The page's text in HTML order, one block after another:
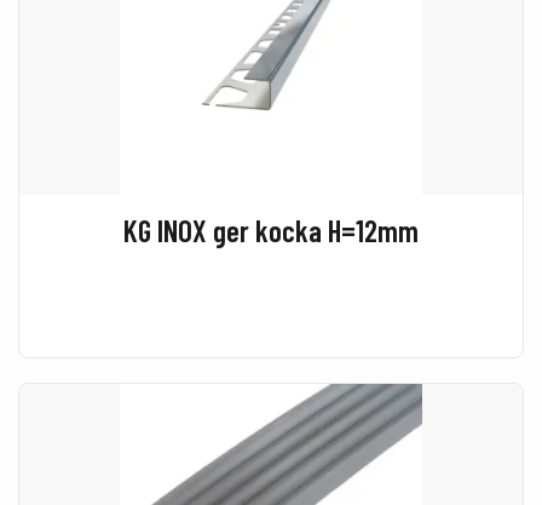
KG INOX ger kocka H=12mm